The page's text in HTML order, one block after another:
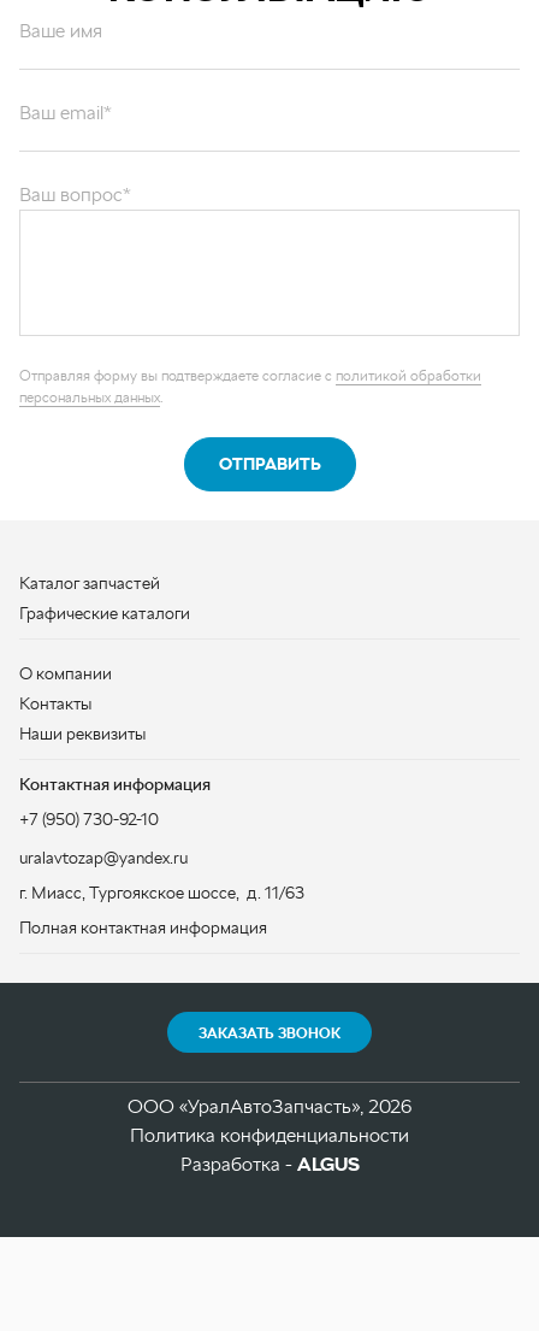
Ваше имя
персональных данных
Каталог запчастей
Контактная информация
+7 (950) 730-92-10
uralavtozap@yandex.ru
г. Миасс, Тургоякское шоссе, д. 11/63
Полная контактная информация
Политика конфиденциальности